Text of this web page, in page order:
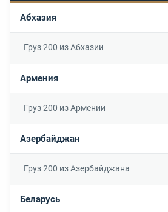
Абхазия
Груз 200 из Абхазии
Армения
Груз 200 из Армении
Азербайджан
Груз 200 из Азербайджана
Беларусь